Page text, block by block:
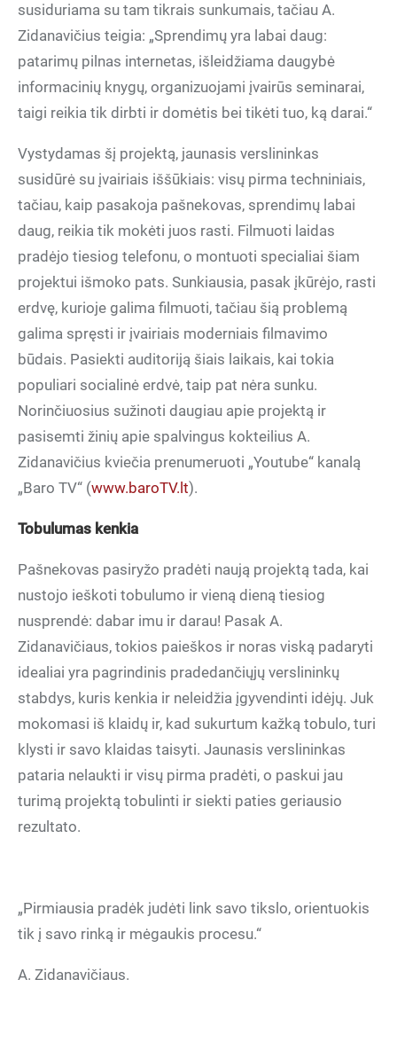
susiduriama su tam tikrais sunkumais, tačiau A.
Zidanavičius teigia: „Sprendimų yra labai daug:
patarimų pilnas internetas, išleidžiama daugybė
informacinių knygų, organizuojami įvairūs seminarai,
taigi reikia tik dirbti ir domėtis bei tikėti tuo, ką darai.“
Vystydamas šį projektą, jaunasis verslininkas
susidūrė su įvairiais iššūkiais: visų pirma techniniais,
tačiau, kaip pasakoja pašnekovas, sprendimų labai
daug, reikia tik mokėti juos rasti. Filmuoti laidas
pradėjo tiesiog telefonu, o montuoti specialiai šiam
projektui išmoko pats. Sunkiausia, pasak įkūrėjo, rasti
erdvę, kurioje galima filmuoti, tačiau šią problemą
galima spręsti ir įvairiais moderniais filmavimo
būdais. Pasiekti auditoriją šiais laikais, kai tokia
populiari socialinė erdvė, taip pat nėra sunku.
Norinčiuosius sužinoti daugiau apie projektą ir
pasisemti žinių apie spalvingus kokteilius A.
Zidanavičius kviečia prenumeruoti „Youtube“ kanalą
„Baro TV“ (www.baroTV.lt).
Tobulumas kenkia
Pašnekovas pasiryžo pradėti naują projektą tada, kai
nustojo ieškoti tobulumo ir vieną dieną tiesiog
nusprendė: dabar imu ir darau! Pasak A.
Zidanavičiaus, tokios paieškos ir noras viską padaryti
idealiai yra pagrindinis pradedančiųjų verslininkų
stabdys, kuris kenkia ir neleidžia įgyvendinti idėjų. Juk
mokomasi iš klaidų ir, kad sukurtum kažką tobulo, turi
klysti ir savo klaidas taisyti. Jaunasis verslininkas
pataria nelaukti ir visų pirma pradėti, o paskui jau
turimą projektą tobulinti ir siekti paties geriausio
rezultato.
„Pirmiausia pradėk judėti link savo tikslo, orientuokis
tik į savo rinką ir mėgaukis procesu.“
A. Zidanavičiaus.